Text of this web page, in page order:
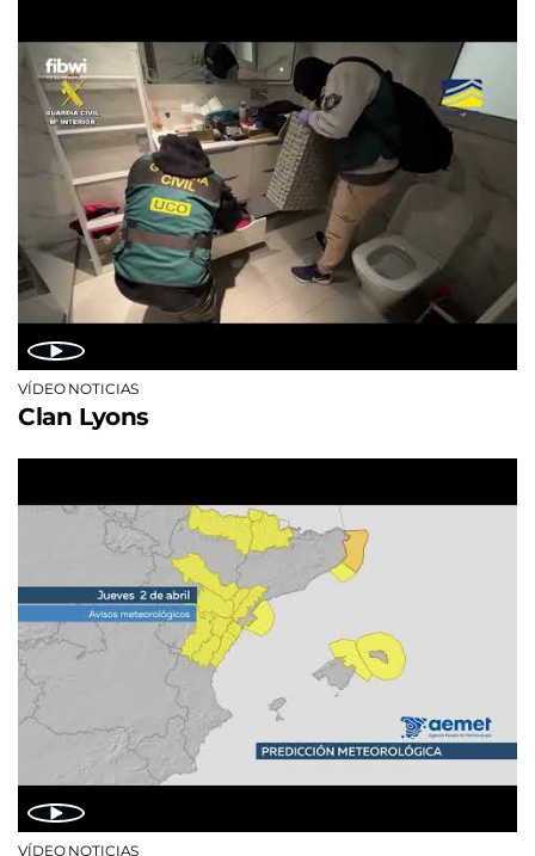
VÍDEO NOTICIAS
Clan Lyons
VÍDEO NOTICIAS